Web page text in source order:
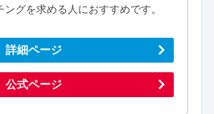
グを求める人におすすめです。
詳細ページ
公式ページ